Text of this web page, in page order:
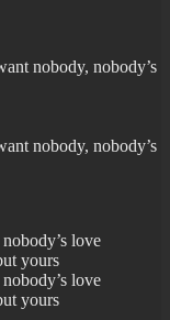
nobody, nobody’s
nobody, nobody’s
love
yours
love
yours